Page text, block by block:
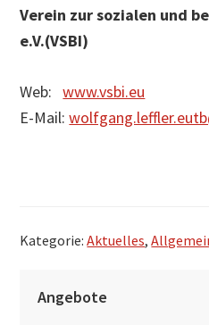
Verein zur sozialen und
e.V.(VSBI)
Web:www.vsbi.eu
E-Mail:
Kategorie:Aktuelles,
Angebote